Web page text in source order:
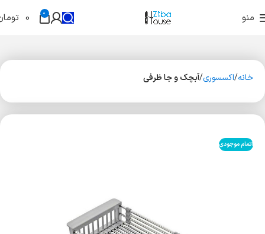
منو 0
0
خانه اکسسوری آبچک و جا ظرفی
اتمام موجودی